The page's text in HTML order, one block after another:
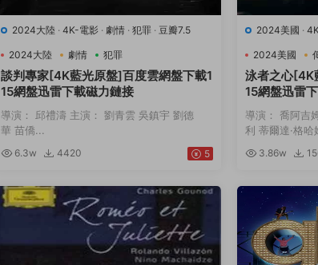
2024大陸 · 4K-電影 · 劇情 · 犯罪 · 豆瓣7.5
2024大陸 劇情 犯罪
談判專家[4K藍光原盤]百度雲網盤下載1
15網盤迅雷下載磁力鏈接
導演： 邱禮濤 主演： 劉青雲 吳鎮宇 劉德
華 苗僑...
6.3w 4420 5
2024美國 ·
2024美國
泳者之心[4K
15網盤迅雷
導演： 喬阿吉
利 蒂爾達·格哈
3.86w